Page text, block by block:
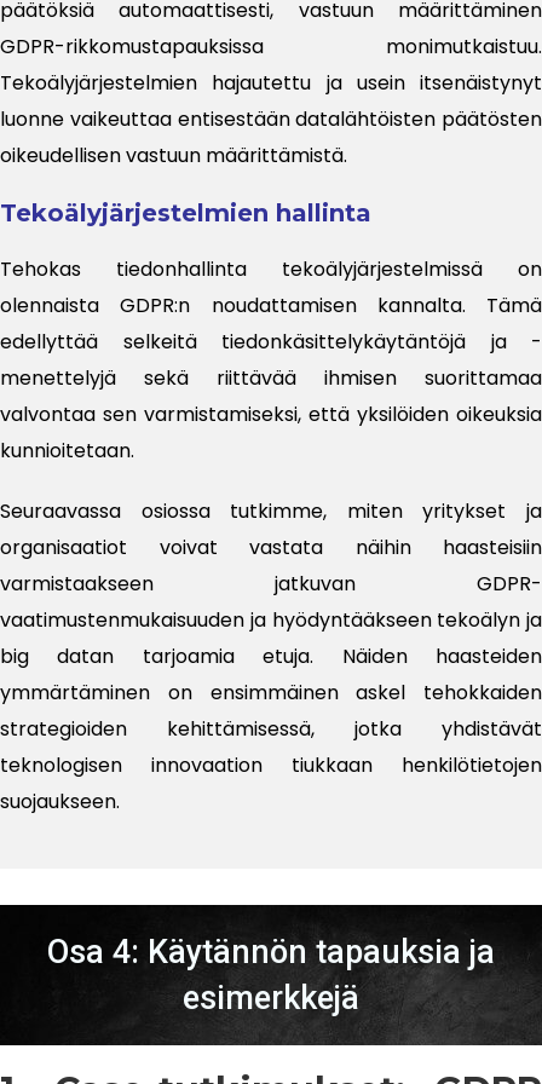
päätöksiä automaattisesti, vastuun määrittäminen
GDPR-rikkomustapauksissa monimutkaistuu.
Tekoälyjärjestelmien hajautettu ja usein itsenäistynyt
luonne vaikeuttaa entisestään datalähtöisten päätösten
oikeudellisen vastuun määrittämistä.
Tekoälyjärjestelmien hallinta
Tehokas tiedonhallinta tekoälyjärjestelmissä on
olennaista GDPR:n noudattamisen kannalta. Tämä
edellyttää selkeitä tiedonkäsittelykäytäntöjä ja -
menettelyjä sekä riittävää ihmisen suorittamaa
valvontaa sen varmistamiseksi, että yksilöiden oikeuksia
kunnioitetaan.
Seuraavassa osiossa tutkimme, miten yritykset ja
organisaatiot voivat vastata näihin haasteisiin
varmistaakseen jatkuvan GDPR-
vaatimustenmukaisuuden ja hyödyntääkseen tekoälyn ja
big datan tarjoamia etuja. Näiden haasteiden
ymmärtäminen on ensimmäinen askel tehokkaiden
strategioiden kehittämisessä, jotka yhdistävät
teknologisen innovaation tiukkaan henkilötietojen
suojaukseen.
Osa 4: Käytännön tapauksia ja
esimerkkejä